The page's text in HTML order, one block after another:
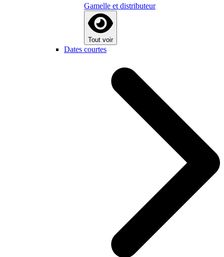
Gamelle et distributeur
Tout voir
Dates courtes